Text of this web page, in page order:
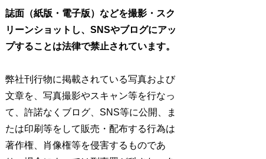
誌面（紙版・電子版）などを撮影・スク
リーンショットし、SNSやブログにアッ
プすることは法律で禁止されています。
弊社刊行物に掲載されている写真および
文章を、写真撮影やスキャン等を行なっ
て、許諾なくブログ、SNS等に公開、ま
たは印刷等をして販売・配布する行為は
著作権、肖像権等を侵害するものであ